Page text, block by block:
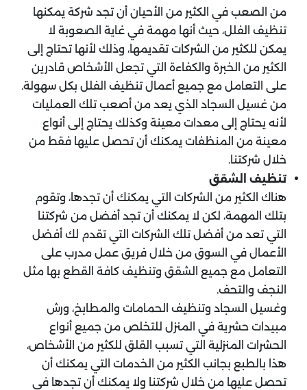
من الصعب في الكثير من الأحيان أن تجد شركة يمكنها
تنظيف الفلل، حيث أنها مهمة في غاية الصعوبة لا
يمكن للكثير من الشركات تقديمها، وذلك لأنها تحتاج إلى
الكثير من الخبرة والكفاءة التي تجعل الأشخاص قادرين
على التعامل مع جميع أعمال تنظيف الفلل بكل سهولة.
من غسيل السجاد الذي يعد من أصعب تلك العمليات
لأنه يحتاج إلى معدات معينة وكذلك يحتاج إلى أنواع
معينة من المنظفات يمكنك أن تحصل عليها فقط من
خلال شركتنا.
تنظيف الشقق
هناك الكثير من الشركات التي يمكنك أن تجدها، وتقوم
بتلك المهمة، لكن لا يمكنك أن تجد أفضل من شركتنا
التي تعد من أفضل تلك الشركات التي تقدم لك أفضل
الأعمال في السوق من خلال فريق عمل مدرب على
التعامل مع جميع الشقق وتنظيف كافة القطع بها مثل
النجف والتحف.
وغسيل السجاد وتنظيف الحمامات والمطابخ، ورش
مبيدات حشرية في المنزل للتخلص من جميع أنواع
الحشرات المنزلية التي تسبب القلق للكثير من الأشخاص،
هذا بالطبع بجانب الكثير من الخدمات التي يمكنك أن
تحصل عليها من خلال شركتنا ولا يمكنك أن تجدها في